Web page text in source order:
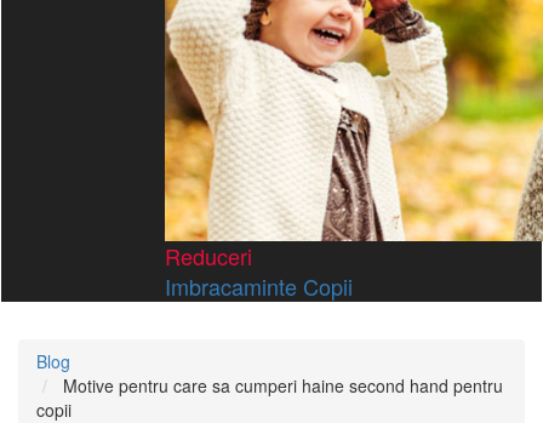
Reduceri
Imbracaminte Copii
Blog
Motive pentru care sa cumperi haine second hand pentru
copii